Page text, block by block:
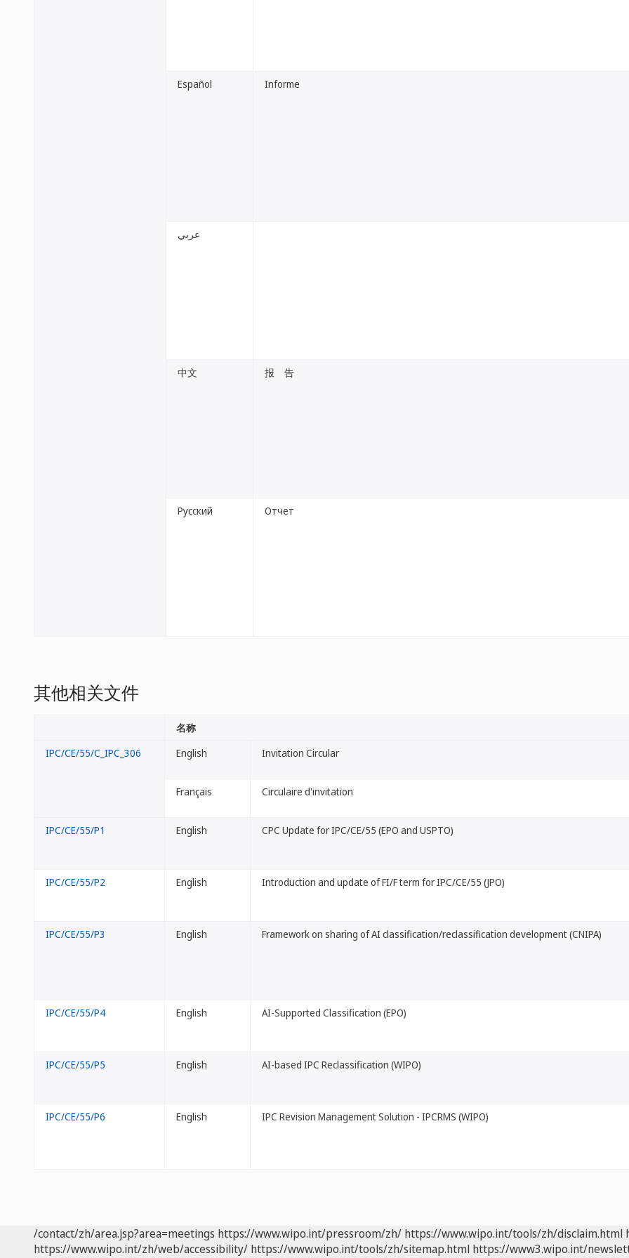
Español Informe
عربي
中文 报 告
Русский Отчет
其他相关文件
名称
IPC/CE/55/C_IPC_306
English Invitation Circular
Français Circulaire d'invitation
IPC/CE/55/P1 English CPC Update for IPC/CE/55 (EPO and USPTO)
IPC/CE/55/P2 English Introduction and update of FI/F term for IPC/CE/55 (JPO)
IPC/CE/55/P3 English Framework on sharing of AI classification/reclassification development (CNIPA)
IPC/CE/55/P4 English AI-Supported Classification (EPO)
IPC/CE/55/P5 English AI-based IPC Reclassification (WIPO)
IPC/CE/55/P6 English IPC Revision Management Solution - IPCRMS (WIPO)
/contact/zh/area.jsp?area=meetings https://www.wipo.int/pressroom/zh/ https://www.wipo.int/tools/zh/disclaim.html
https://www.wipo.int/zh/web/accessibility/ https://www.wipo.int/tools/zh/sitemap.html https://www3.wipo.int/